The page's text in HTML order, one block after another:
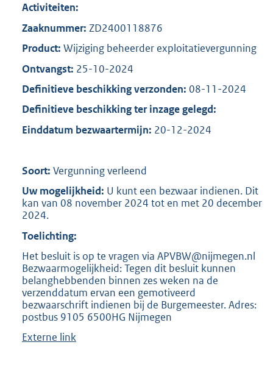
Activiteiten:
Zaaknummer: ZD2400118876
Product: Wijziging beheerder exploitatievergunning
Ontvangst: 25-10-2024
Definitieve beschikking verzonden: 08-11-2024
Definitieve beschikking ter inzage gelegd:
Einddatum bezwaartermijn: 20-12-2024
Soort: Vergunning verleend
Uw mogelijkheid: U kunt een bezwaar indienen. Dit
kan van 08 november 2024 tot en met 20 december
2024.
Toelichting:
Het besluit is op te vragen via APVBW@nijmegen.nl
Bezwaarmogelijkheid: Tegen dit besluit kunnen
belanghebbenden binnen zes weken na de
verzenddatum ervan een gemotiveerd
bezwaarschrift indienen bij de Burgemeester. Adres:
postbus 9105 6500HG Nijmegen
Externe link